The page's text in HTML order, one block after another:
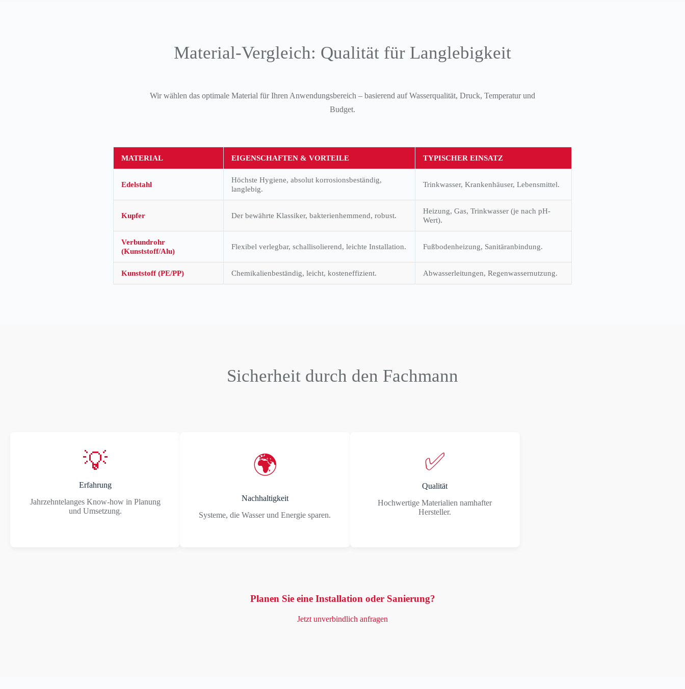
Material-Vergleich: Qualität für Langlebigkeit
Wir wählen das optimale Material für Ihren Anwendungsbereich – basierend auf Wasserqualität, Druck, Temperatur und
Budget.
MATERIAL EIGENSCHAFTEN & VORTEILE TYPISCHER EINSATZ
Edelstahl
Höchste Hygiene, absolut korrosionsbeständig,
langlebig.
Trinkwasser, Krankenhäuser, Lebensmittel.
Kupfer Der bewährte Klassiker, bakterienhemmend, robust.
Heizung, Gas, Trinkwasser (je nach pH-
Wert).
Verbundrohr
(Kunststoff/Alu)
Flexibel verlegbar, schallisolierend, leichte Installation. Fußbodenheizung, Sanitäranbindung.
Kunststoff (PE/PP) Chemikalienbeständig, leicht, kosteneffizient. Abwasserleitungen, Regenwassernutzung.
Sicherheit durch den Fachmann
💡
Erfahrung
Jahrzehntelanges Know-how in Planung
und Umsetzung.
🌍
Nachhaltigkeit
Systeme, die Wasser und Energie sparen.
✅
Qualität
Hochwertige Materialien namhafter
Hersteller.
Planen Sie eine Installation oder Sanierung?
Jetzt unverbindlich anfragen